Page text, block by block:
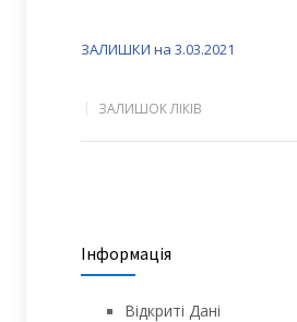
ЗАЛИШКИ на 3.03.2021
ЗАЛИШОК ЛІКІВ
Інформація
Відкриті Дані